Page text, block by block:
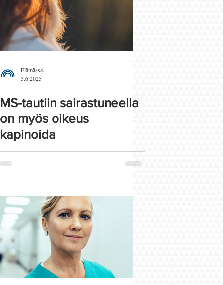
Elämässä.
5.6.2025
MS-tautiin sairastuneella
on myös oikeus
kapinoida